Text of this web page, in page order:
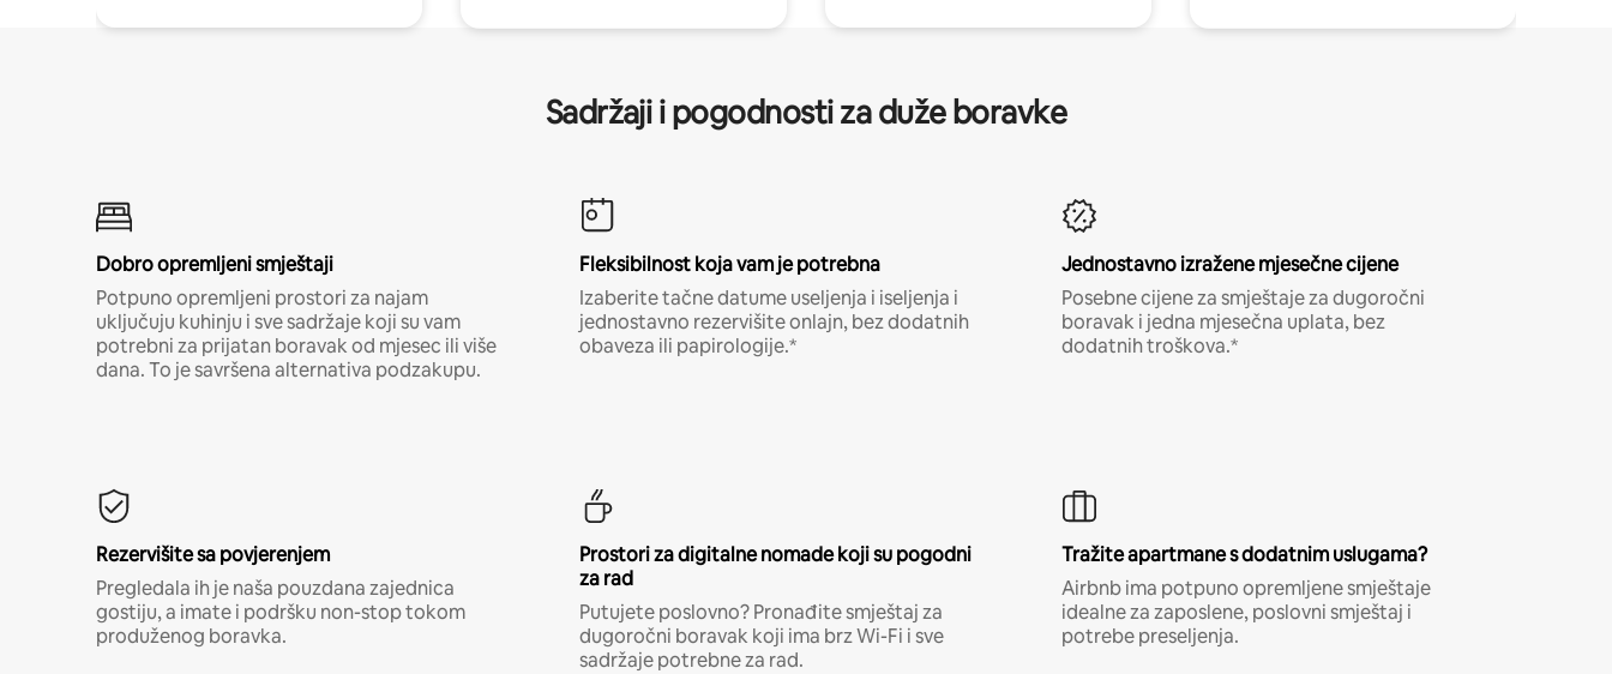
Sadržaji i pogodnosti za duže boravke
Dobro opremljeni smještaji
Potpuno opremljeni prostori za najam
uključuju kuhinju i sve sadržaje koji su vam
potrebni za prijatan boravak od mjesec ili više
dana. To je savršena alternativa podzakupu.
Fleksibilnost koja vam je potrebna
Izaberite tačne datume useljenja i iseljenja i
jednostavno rezervišite onlajn, bez dodatnih
obaveza ili papirologije.*
Jednostavno izražene mjesečne cijene
Posebne cijene za smještaje za dugoročni
boravak i jedna mjesečna uplata, bez
dodatnih troškova.*
Rezervišite sa povjerenjem
Pregledala ih je naša pouzdana zajednica
gostiju, a imate i podršku non-stop tokom
produženog boravka.
Prostori za digitalne nomade koji su pogodni
za rad
Putujete poslovno? Pronađite smještaj za
dugoročni boravak koji ima brz Wi-Fi i sve
sadržaje potrebne za rad.
Tražite apartmane s dodatnim uslugama?
Airbnb ima potpuno opremljene smještaje
idealne za zaposlene, poslovni smještaj i
potrebe preseljenja.